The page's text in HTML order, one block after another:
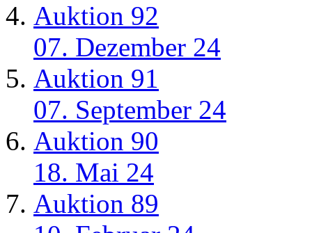
Auktion 92
07. Dezember 24
Auktion 91
07. September 24
Auktion 90
18. Mai 24
Auktion 89